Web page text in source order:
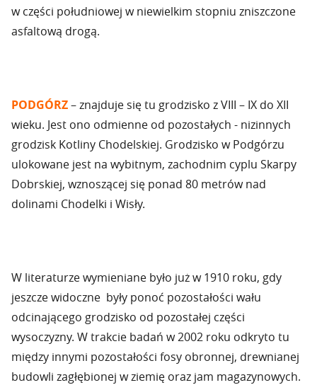
w części południowej w niewielkim stopniu zniszczone
asfaltową drogą.
PODGÓRZ– znajduje się tu grodzisko z VIII – IX do XII
wieku. Jest ono odmienne od pozostałych - nizinnych
grodzisk Kotliny Chodelskiej. Grodzisko w Podgórzu
ulokowane jest na wybitnym, zachodnim cyplu Skarpy
Dobrskiej, wznoszącej się ponad 80 metrów nad
dolinami Chodelki i Wisły.
W literaturze wymieniane było już w 1910 roku, gdy
jeszcze widoczne były ponoć pozostałości wału
odcinającego grodzisko od pozostałej części
wysoczyzny. W trakcie badań w 2002 roku odkryto tu
między innymi pozostałości fosy obronnej, drewnianej
budowli zagłębionej w ziemię oraz jam magazynowych.